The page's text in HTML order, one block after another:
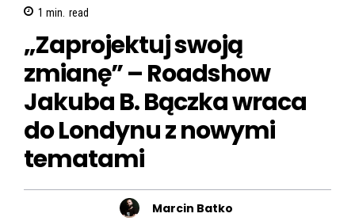
1 min. read
„Zaprojektuj swoją
zmianę” – Roadshow
Jakuba B. Bączka wraca
do Londynu z nowymi
tematami
Marcin Batko